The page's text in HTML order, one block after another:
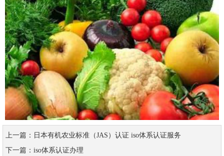
上一篇： 日本有机农业标准（JAS）认证 iso体系认证服务
下一篇： iso体系认证办理